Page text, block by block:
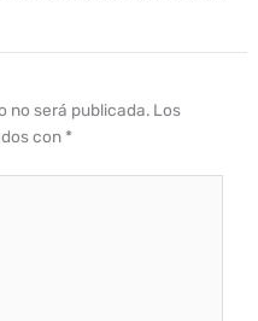
no será publicada. Los
con *